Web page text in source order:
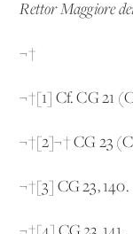
Rettor Maggiore
¬†
¬†[1] Cf. CG 21
¬†[2]¬† CG 23
¬†[3] CG 23, 140.